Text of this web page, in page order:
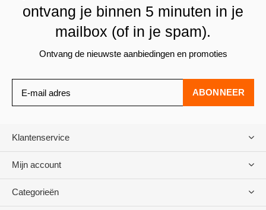
ontvang je binnen 5 minuten in je
mailbox (of in je spam).
Ontvang de nieuwste aanbiedingen en promoties
ABONNEER
Klantenservice
Mijn account
Categorieën